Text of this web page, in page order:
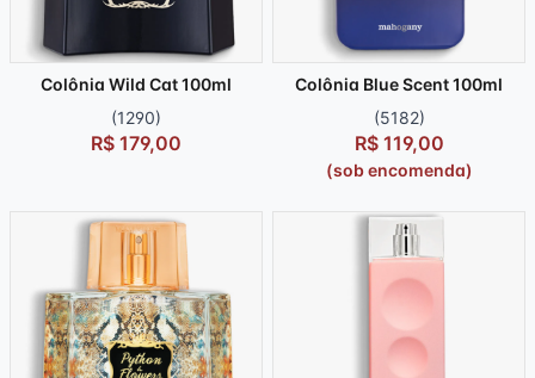
Colônia Wild Cat 100ml
(1290)
R$ 179,00
Colônia Blue Scent 100ml
(5182)
R$ 119,00
(sob encomenda)